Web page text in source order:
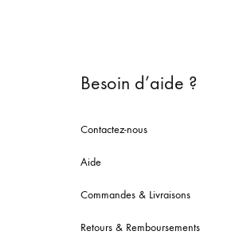
Besoin d’aide ?
Contactez-nous
Aide
Commandes & Livraisons
Retours & Remboursements